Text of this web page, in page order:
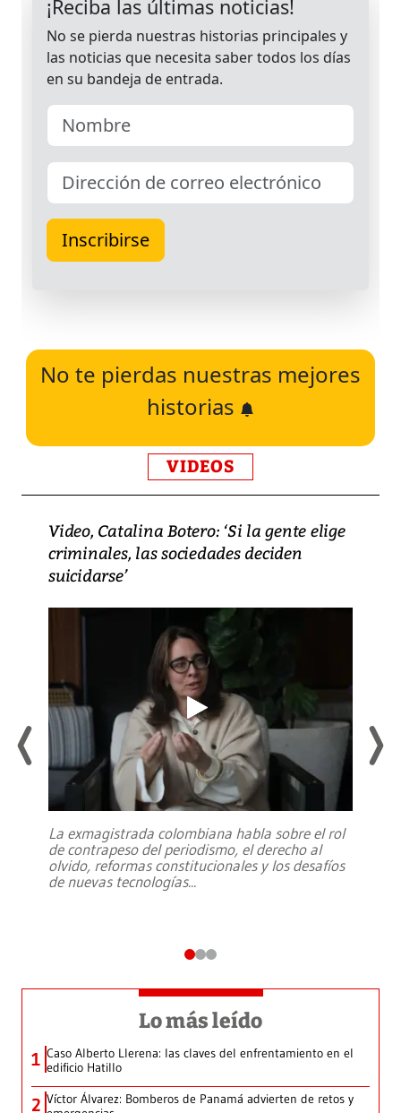
No te pierdas nuestras mejores
historias
VIDEOS
Video, Catalina Botero: ‘Si la gente elige
criminales, las sociedades deciden
suicidarse’
La exmagistrada colombiana habla sobre el rol
de contrapeso del periodismo, el derecho al
olvido, reformas constitucionales y los desafíos
de nuevas tecnologías...
Lo más leído
1 Caso Alberto Llerena: las claves del enfrentamiento en el
edificio Hatillo
2 Víctor Álvarez: Bomberos de Panamá advierten de retos y